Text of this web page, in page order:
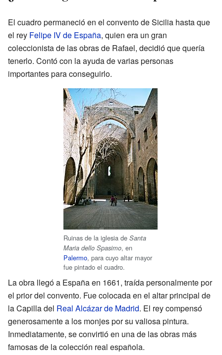
El cuadro permaneció en el convento de Sicilia hasta que
el rey Felipe IV de España, quien era un gran
coleccionista de las obras de Rafael, decidió que quería
tenerlo. Contó con la ayuda de varias personas
importantes para conseguirlo.
Ruinas de la iglesia de Santa
Maria dello Spasimo, en
Palermo, para cuyo altar mayor
fue pintado el cuadro.
La obra llegó a España en 1661, traída personalmente por
el prior del convento. Fue colocada en el altar principal de
la Capilla del Real Alcázar de Madrid. El rey compensó
generosamente a los monjes por su valiosa pintura.
Inmediatamente, se convirtió en una de las obras más
famosas de la colección real española.